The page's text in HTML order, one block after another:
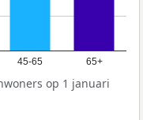
45-65 65+
op 1 januari